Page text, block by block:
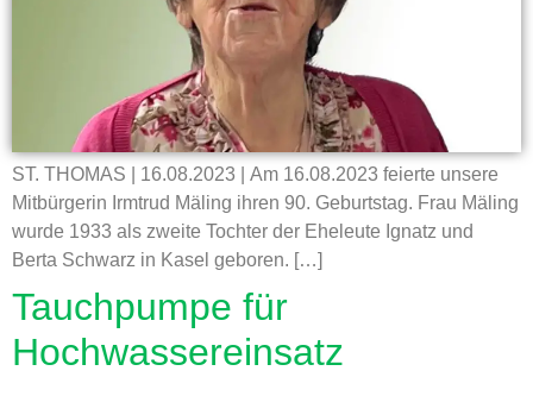
ST. THOMAS | 16.08.2023 | Am 16.08.2023 feierte unsere
Mitbürgerin Irmtrud Mäling ihren 90. Geburtstag. Frau Mäling
wurde 1933 als zweite Tochter der Eheleute Ignatz und
Berta Schwarz in Kasel geboren. […]
Tauchpumpe für
Hochwassereinsatz